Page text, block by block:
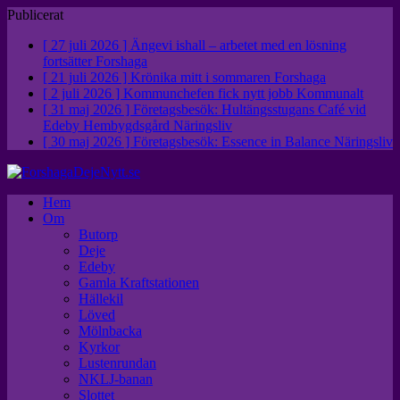
Publicerat
[ 27 juli 2026 ] Ängevi ishall – arbetet med en lösning
fortsätter Forshaga
[ 21 juli 2026 ] Krönika mitt i sommaren Forshaga
[ 2 juli 2026 ] Kommunchefen fick nytt jobb Kommunalt
[ 31 maj 2026 ] Företagsbesök: Hultängsstugans Café vid
Edeby Hembygdsgård Näringsliv
[ 30 maj 2026 ] Företagsbesök: Essence in Balance Näringsliv
Hem
Om
Butorp
Deje
Edeby
Gamla Kraftstationen
Hällekil
Löved
Mölnbacka
Kyrkor
Lustenrundan
NKLJ-banan
Slottet